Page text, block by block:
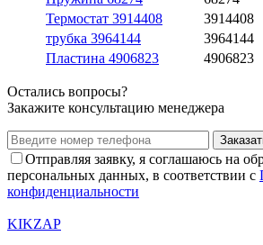
Термостат 3914408
3914408
трубка 3964144
3964144
Пластина 4906823
4906823
Остались вопросы?
Закажите консультацию менеджера
Отправляя заявку, я соглашаюсь на
персональных данных, в соответствии с
конфиденциальности
KIKZAP